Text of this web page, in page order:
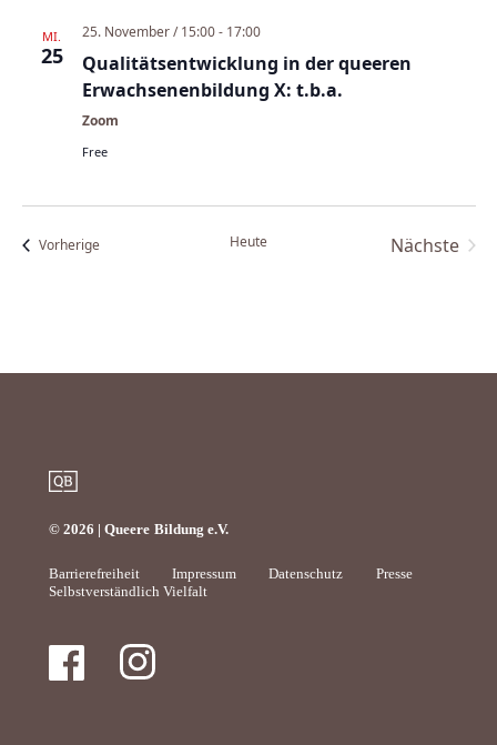
MI.
25
25. November / 15:00- 17:00
Qualitätsentwicklung in der queeren
Erwachsenenbildung X: t.b.a.
Zoom
Free
VorherigeVeranstaltungen Heute
Nächste
© 2026 | Queere Bildung e.V.
Barrierefreiheit Impressum Datenschutz
Presse
Selbstverständlich Vielfalt